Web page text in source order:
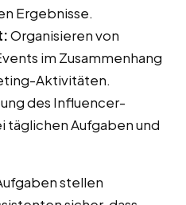
Ergebnisse.
Organisieren von
im Zusammenhang
Aktivitäten.
des Influencer-
täglichen Aufgaben und
stellen